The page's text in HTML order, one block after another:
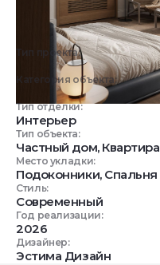
Тип проекта:
3D визуализация
Категория объекта:
Жилые объекты
Тип отделки:
Интерьер
Тип объекта:
Частный дом, Квартира
Место укладки:
Подоконники, Спальня
Стиль:
Современный
Год реализации:
2026
Дизайнер:
Эстима Дизайн